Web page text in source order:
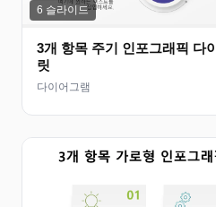
6 슬라이드
3개 항목 주기 인포그래픽 다
릿
다이어그램